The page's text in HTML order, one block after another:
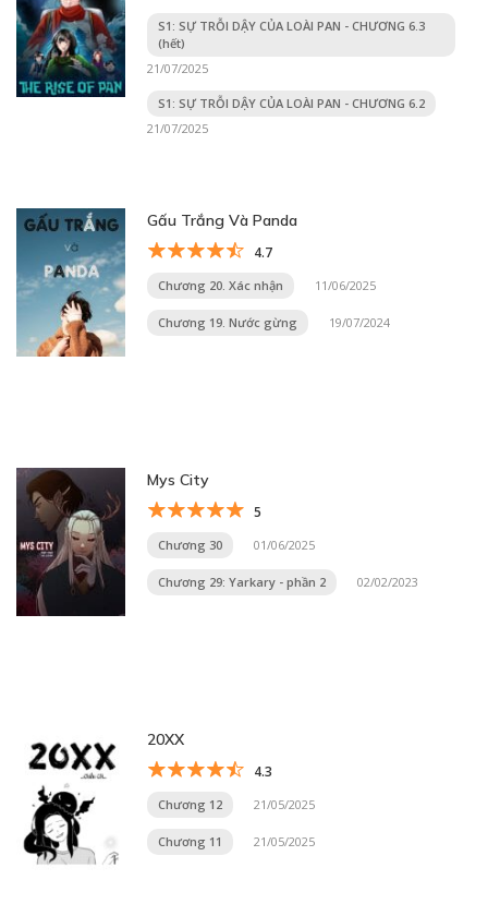
S1: SỰ TRỖI DẬY CỦA LOÀI PAN - CHƯƠNG 6.3
(hết)
21/07/2025
S1: SỰ TRỖI DẬY CỦA LOÀI PAN - CHƯƠNG 6.2
21/07/2025
Gấu Trắng Và Panda
4.7
Chương 20. Xác nhận 11/06/2025
Chương 19. Nước gừng 19/07/2024
Mys City
5
Chương 30 01/06/2025
Chương 29: Yarkary - phần 2 02/02/2023
20XX
4.3
Chương 12 21/05/2025
Chương 11 21/05/2025